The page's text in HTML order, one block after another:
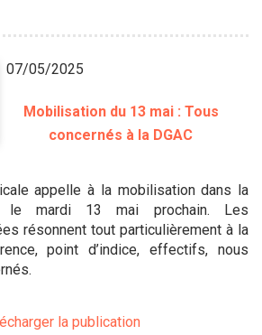
07/05/2025
Mobilisation du 13 mai : Tous
concernés à la DGAC
appelle à la mobilisation dans la
le mardi 13 mai prochain. Les
résonnent tout particulièrement à la
point d’indice, effectifs, nous
la publication